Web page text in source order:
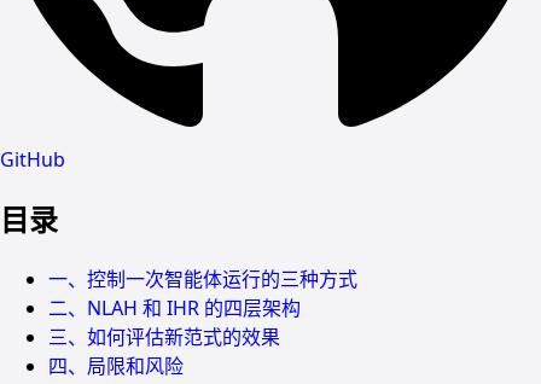
GitHub
目录
一、控制一次智能体运行的三种方式
二、NLAH 和 IHR 的四层架构
三、如何评估新范式的效果
四、局限和风险